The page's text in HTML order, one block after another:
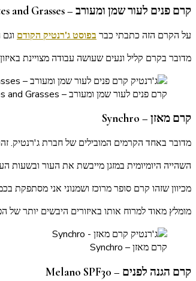
קרם פנים לעור שמן ומעורב – Peaux Mixtes and Grasses
על הקרם הזה כתבתי כבר בפוסט ג'רנטיק הקודם
מדובר בקרם קליל ונעים שעושה עבודה מצויינת
קרם פנים לעור שמן ומעורב – Peaux Mixtes and Grasses
קרם מאזן – Synchro
מדובר באחד הקרמים המובילים של חברת ג'רנטיק.
השהייה היומיומית במזגן מייבשת את העור ובשעות
מכיוון שזהו קרם סופר מרוכז ושמנוני אני מסתפקת
מומלץ מאוד למרוח אותו באיזורים היבשים יותר של
קרם מאזן – Synchro
קרם הגנה לפנים – Melano SPF30